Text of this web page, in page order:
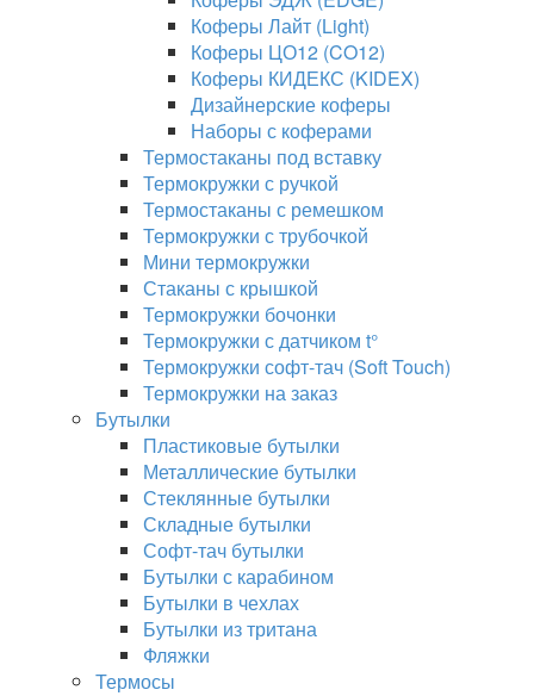
Коферы Лайт (Light)
Коферы ЦО12 (CO12)
Коферы КИДЕКС (KIDEX)
Дизайнерские коферы
Наборы с коферами
Термостаканы под вставку
Термокружки с ручкой
Термостаканы с ремешком
Термокружки с трубочкой
Мини термокружки
Стаканы с крышкой
Термокружки бочонки
Термокружки с датчиком t°
Термокружки софт-тач (Soft Touch)
Термокружки на заказ
Бутылки
Пластиковые бутылки
Металлические бутылки
Стеклянные бутылки
Складные бутылки
Софт-тач бутылки
Бутылки с карабином
Бутылки в чехлах
Бутылки из тритана
Фляжки
Термосы